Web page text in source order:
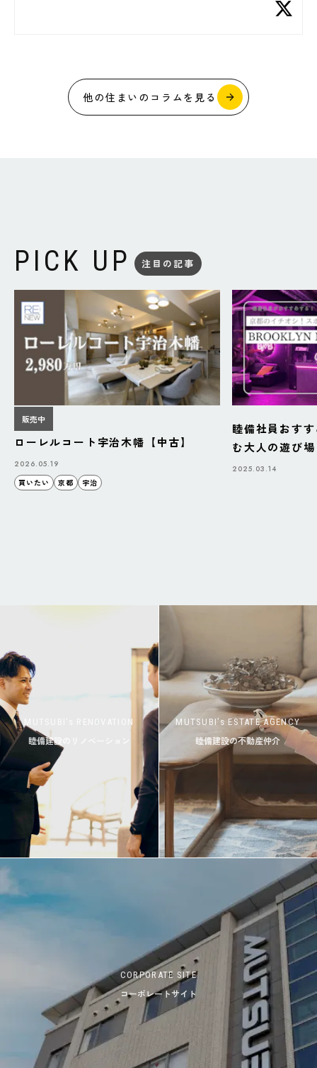
他の住まいのコラムを見る
PICK UP 注目の記事
販売中
ローレルコート宇治木幡【中古】
2026.05.19
買いたい
京都 宇治
睦備社員おす
む大人の遊び
BAZAAR」
2025.03.14
MUTSUBI’s RENOVATION
睦備建設のリノベーション
MUTSUBI’s ESTATE AGENCY
睦備建設の不動産仲介
CORPORATE SITE
コーポレートサイト